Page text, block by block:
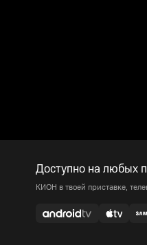
Доступно на любых
КИОН в твоей приставке,